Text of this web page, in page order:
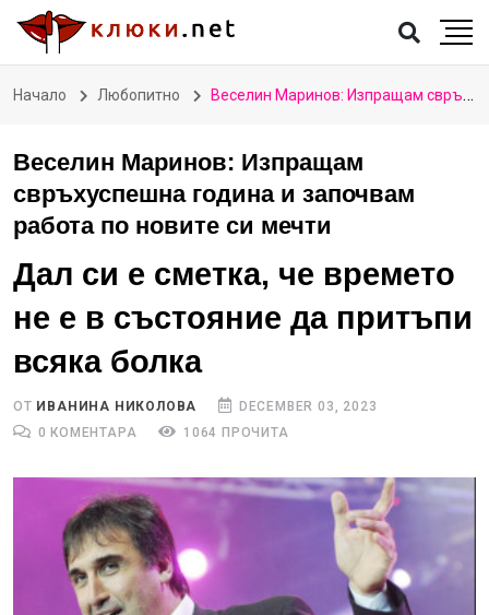
Начало Любопитно Веселин Маринов: Изпращам свръхуспешна година и започвам работа по новите си мечти
Веселин Маринов: Изпращам
свръхуспешна година и започвам
работа по новите си мечти
Дал си е сметка, че времето
не е в състояние да притъпи
всяка болка
ОТ ИВАНИНА НИКОЛОВА
DECEMBER 03, 2023
0 КОМЕНТАРА
1064 ПРОЧИТА